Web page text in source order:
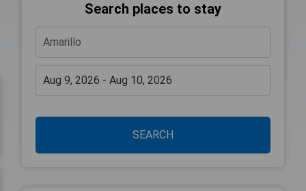
Search places to stay
SEARCH